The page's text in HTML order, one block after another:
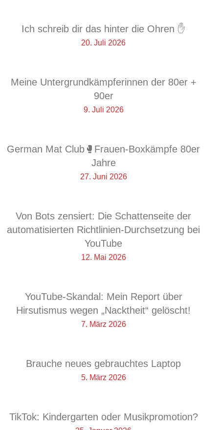
Ich schreib dir das hinter die Ohren ✋
20. Juli 2026
Meine Untergrundkämpferinnen der 80er +
90er
9. Juli 2026
German Mat Club🥊Frauen-Boxkämpfe 80er
Jahre
27. Juni 2026
Von Bots zensiert: Die Schattenseite der
automatisierten Richtlinien-Durchsetzung bei
YouTube
12. Mai 2026
YouTube-Skandal: Mein Report über
Hirsutismus wegen „Nacktheit“ gelöscht!
7. März 2026
Brauche neues gebrauchtes Laptop
5. März 2026
TikTok: Kindergarten oder Musikpromotion?